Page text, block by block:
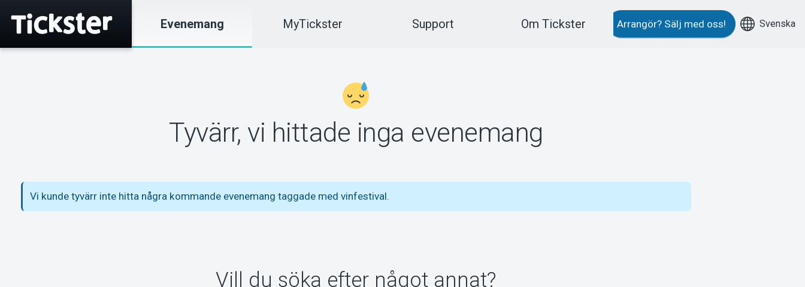
Evenemang MyTickster Support Om Tickster Arrangör? Sälj med oss! Svenska
Tyvärr, vi hittade inga evenemang
Vi kunde tyvärr inte hitta några kommande evenemang taggade med vinfestival.
Vill du söka efter något annat?